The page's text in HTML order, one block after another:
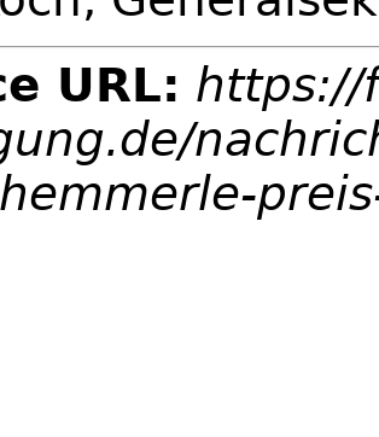
URL: https://